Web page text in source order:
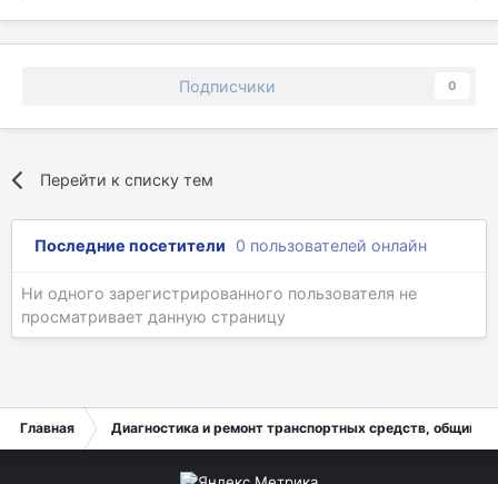
Подписчики 0
Перейти к списку тем
Последние посетители 0 пользователей онлайн
Ни одного зарегистрированного пользователя не
просматривает данную страницу
Главная Диагностика и ремонт транспортных средств, общий